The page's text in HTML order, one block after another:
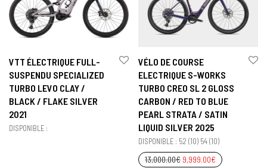
VTT ÉLECTRIQUE FULL-
SUSPENDU SPECIALIZED
TURBO LEVO CLAY /
BLACK / FLAKE SILVER
2021
DISPONIBLE :
VÉLO DE COURSE
ELECTRIQUE S-WORKS
TURBO CREO SL 2 GLOSS
CARBON / RED TO BLUE
PEARL STRATA / SATIN
LIQUID SILVER 2025
DISPONIBLE : 52 (10) 54 (10)
13,000.00€ 9,999.00€